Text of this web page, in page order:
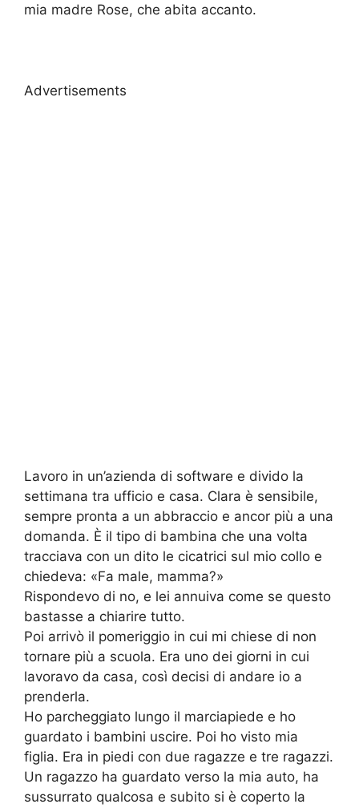
mia madre Rose, che abita accanto.
Advertisements
Lavoro in un’azienda di software e divido la
settimana tra ufficio e casa. Clara è sensibile,
sempre pronta a un abbraccio e ancor più a una
domanda. È il tipo di bambina che una volta
tracciava con un dito le cicatrici sul mio collo e
chiedeva: «Fa male, mamma?»
Rispondevo di no, e lei annuiva come se questo
bastasse a chiarire tutto.
Poi arrivò il pomeriggio in cui mi chiese di non
tornare più a scuola. Era uno dei giorni in cui
lavoravo da casa, così decisi di andare io a
prenderla.
Ho parcheggiato lungo il marciapiede e ho
guardato i bambini uscire. Poi ho visto mia
figlia. Era in piedi con due ragazze e tre ragazzi.
Un ragazzo ha guardato verso la mia auto, ha
sussurrato qualcosa e subito si è coperto la